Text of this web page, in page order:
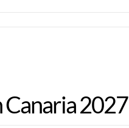
Canaria 2027